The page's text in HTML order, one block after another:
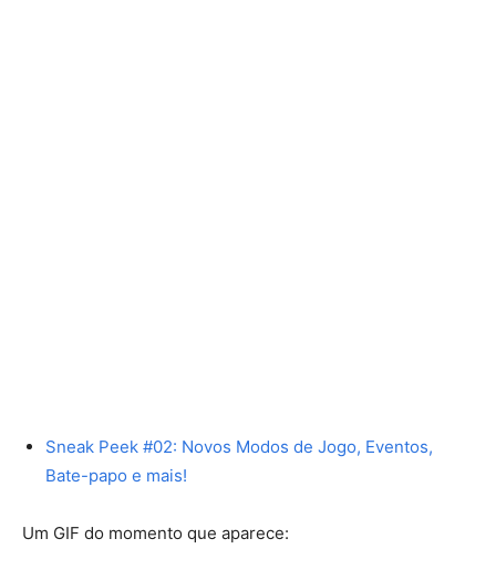
Sneak Peek #02: Novos Modos de Jogo, Eventos,
Bate-papo e mais!
Um GIF do momento que aparece: